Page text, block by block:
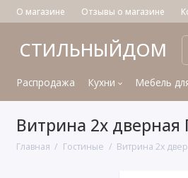
О магазине Отзывы о магазине
СТИЛЬНЫЙДОМ
Распродажа Кухни Мебель
Витрина 2х
Главная Гостиные Витрина 2х